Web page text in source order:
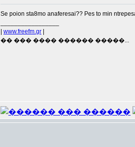
Se poion sta8mo anaferesai?? Pes to min
www.freefm.gr
�� ��� ���� ������ �����...